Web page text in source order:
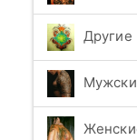
Другие